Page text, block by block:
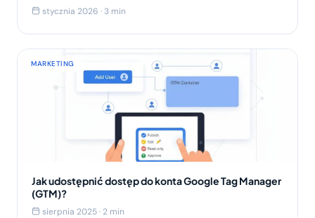
stycznia 2026 · 3 min
MARKETING
Jak udostępnić dostęp do konta Google Tag Manager
(GTM)?
sierpnia 2025 · 2 min